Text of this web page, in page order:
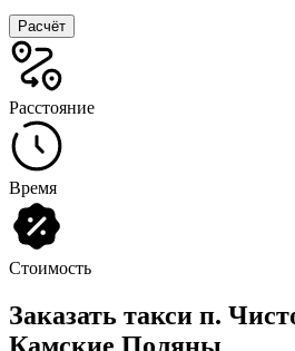
Расчёт
Расстояние
Время
Стоимость
Заказать такси п.
Камские Поляны